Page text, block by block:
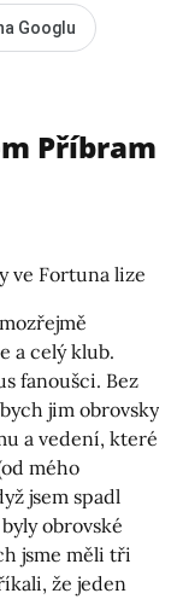
Googlu
Příbram
ve Fortuna lize
a celý klub.
fanoušci. Bez
jim obrovsky
a vedení, které
mého
jsem spadl
obrovské
jsme měli tři
že jeden